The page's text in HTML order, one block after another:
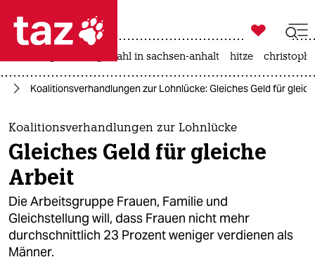
 taz zahl ich
taz zahl ich
themen
politik
öko
gesellschaft
kultur

taz zahl ich
landtagswahl in sachsen-anhalt hitze
Koalitionsverhandlungen zur Lohnlücke: Gleiches Geld für
Koalitionsverhandlungen zur Lohnlücke
Gleiches Geld für gleiche
Arbeit
Die Arbeitsgruppe Frauen, Familie und
Gleichstellung will, dass Frauen nicht mehr
durchschnittlich 23 Prozent weniger verdienen als
Männer.